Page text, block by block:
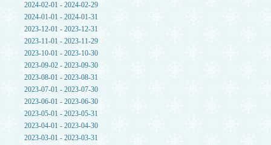
2024-02-01 - 2024-02-29
2024-01-01 - 2024-01-31
2023-12-01 - 2023-12-31
2023-11-01 - 2023-11-29
2023-10-01 - 2023-10-30
2023-09-02 - 2023-09-30
2023-08-01 - 2023-08-31
2023-07-01 - 2023-07-30
2023-06-01 - 2023-06-30
2023-05-01 - 2023-05-31
2023-04-01 - 2023-04-30
2023-03-01 - 2023-03-31